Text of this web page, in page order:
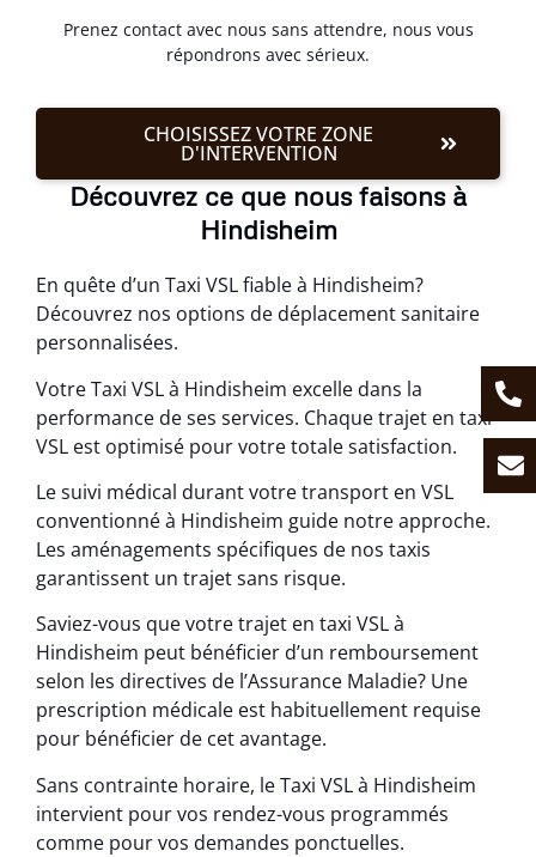
Prenez contact avec nous sans attendre, nous vous
répondrons avec sérieux.
CHOISISSEZ VOTRE ZONE
D'INTERVENTION
Découvrez ce que nous faisons à
Hindisheim
En quête d’un Taxi VSL fiable à Hindisheim?
Découvrez nos options de déplacement sanitaire
personnalisées.
Votre Taxi VSL à Hindisheim excelle dans la
performance de ses services. Chaque trajet en taxi
VSL est optimisé pour votre totale satisfaction.
Le suivi médical durant votre transport en VSL
conventionné à Hindisheim guide notre approche.
Les aménagements spécifiques de nos taxis
garantissent un trajet sans risque.
Saviez-vous que votre trajet en taxi VSL à
Hindisheim peut bénéficier d’un remboursement
selon les directives de l’Assurance Maladie? Une
prescription médicale est habituellement requise
pour bénéficier de cet avantage.
Sans contrainte horaire, le Taxi VSL à Hindisheim
intervient pour vos rendez-vous programmés
comme pour vos demandes ponctuelles.